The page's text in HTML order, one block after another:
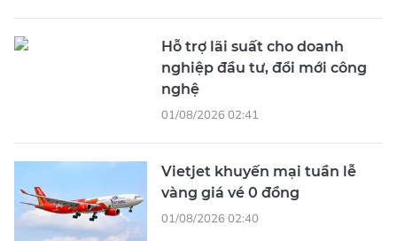
Hỗ trợ lãi suất cho doanh
nghiệp đầu tư, đổi mới công
nghệ
01/08/2026 02:41
Vietjet khuyến mại tuần lễ
vàng giá vé 0 đồng
01/08/2026 02:40